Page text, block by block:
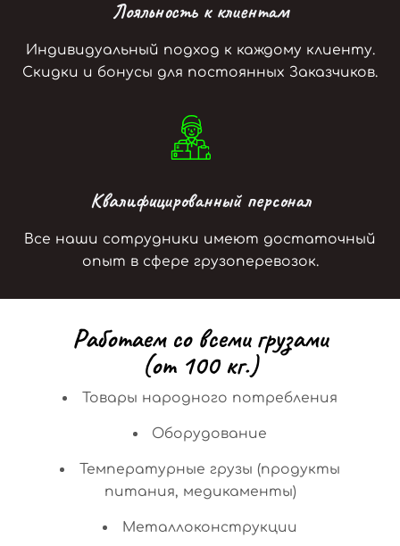
Лояльность к клиентам
Индивидуальный подход к каждому клиенту.
Скидки и бонусы для постоянных Заказчиков.
Квалифицированный персонал
Все наши сотрудники имеют достаточный
опыт в сфере грузоперевозок.
Работаем со всеми грузами
(от 100 кг.)
Товары народного потребления
Оборудование
Температурные грузы (продукты
питания, медикаменты)
Металлоконструкции